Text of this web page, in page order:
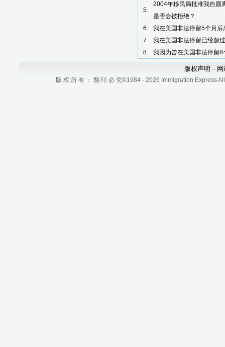
5.
2004年移民局批准我自愿
是否会被拒绝？
6.
我在美国非法停留5个月
7.
我在美国非法停留已经超
8.
我因为曾在美国非法停留
版权声明 –
版 权 所 有 ： 翻 印 必 究©1984 - 2026 Immigration Express